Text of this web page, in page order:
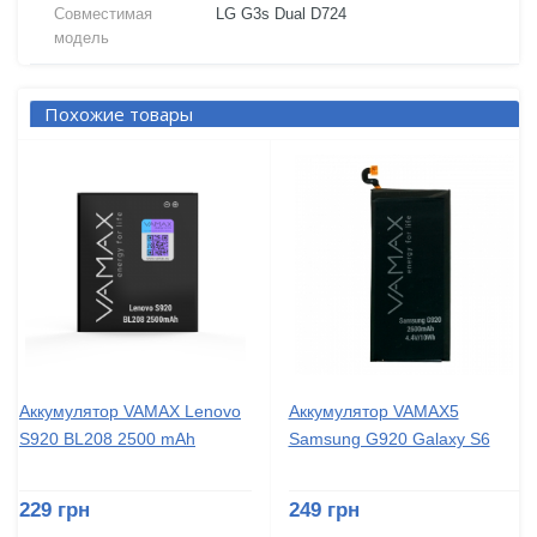
Совместимая
модель
LG G3s Dual D724
Похожие товары
Аккумулятор VAMAX Lenovo
S920 BL208 2500 mAh
229 грн
Аккумулятор VAMAX5
Samsung G920 Galaxy S6
249 грн